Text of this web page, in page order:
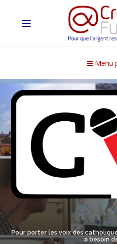
Menu
Pour porter les voix des
a besoin